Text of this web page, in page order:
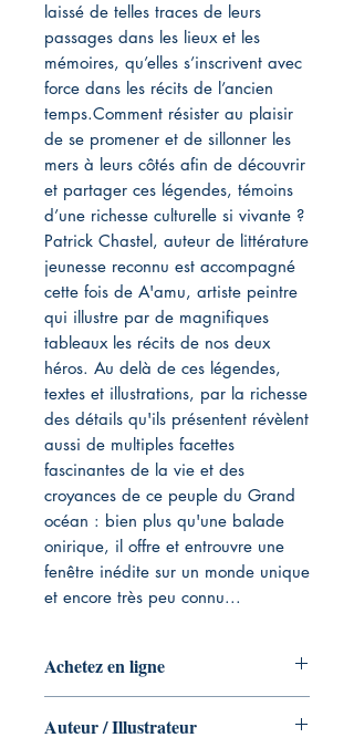
laissé de telles traces de leurs
passages dans les lieux et les
mémoires, qu’elles s’inscrivent avec
force dans les récits de l’ancien
temps.Comment résister au plaisir
de se promener et de sillonner les
mers à leurs côtés afin de découvrir
et partager ces légendes, témoins
d’une richesse culturelle si vivante ?
Patrick Chastel, auteur de littérature
jeunesse reconnu est accompagné
cette fois de A'amu, artiste peintre
qui illustre par de magnifiques
tableaux les récits de nos deux
héros. Au delà de ces légendes,
textes et illustrations, par la richesse
des détails qu'ils présentent révèlent
aussi de multiples facettes
fascinantes de la vie et des
croyances de ce peuple du Grand
océan : bien plus qu'une balade
onirique, il offre et entrouvre une
fenêtre inédite sur un monde unique
et encore très peu connu...
Achetez en ligne
Auteur / Illustrateur